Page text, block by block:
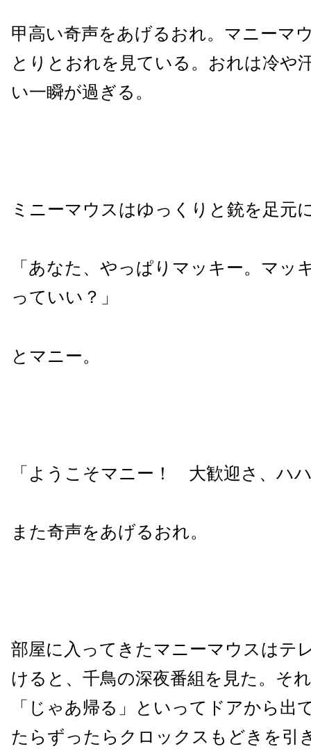
甲高い奇声をあげるおれ。マニーマ
とりとおれを見ている。おれは冷や
い一瞬が過ぎる。
ミニーマウスはゆっくりと銃を足元
「あなた、やっぱりマッキー。マッ
っていい？」
とマニー。
「ようこそマニー！ 大歓迎さ、ハ
また奇声をあげるおれ。
部屋に入ってきたマニーマウスはテ
けると、千鳥の深夜番組を見た。そ
「じゃあ帰る」といってドアから出
たらずったらクロックスもどきを引